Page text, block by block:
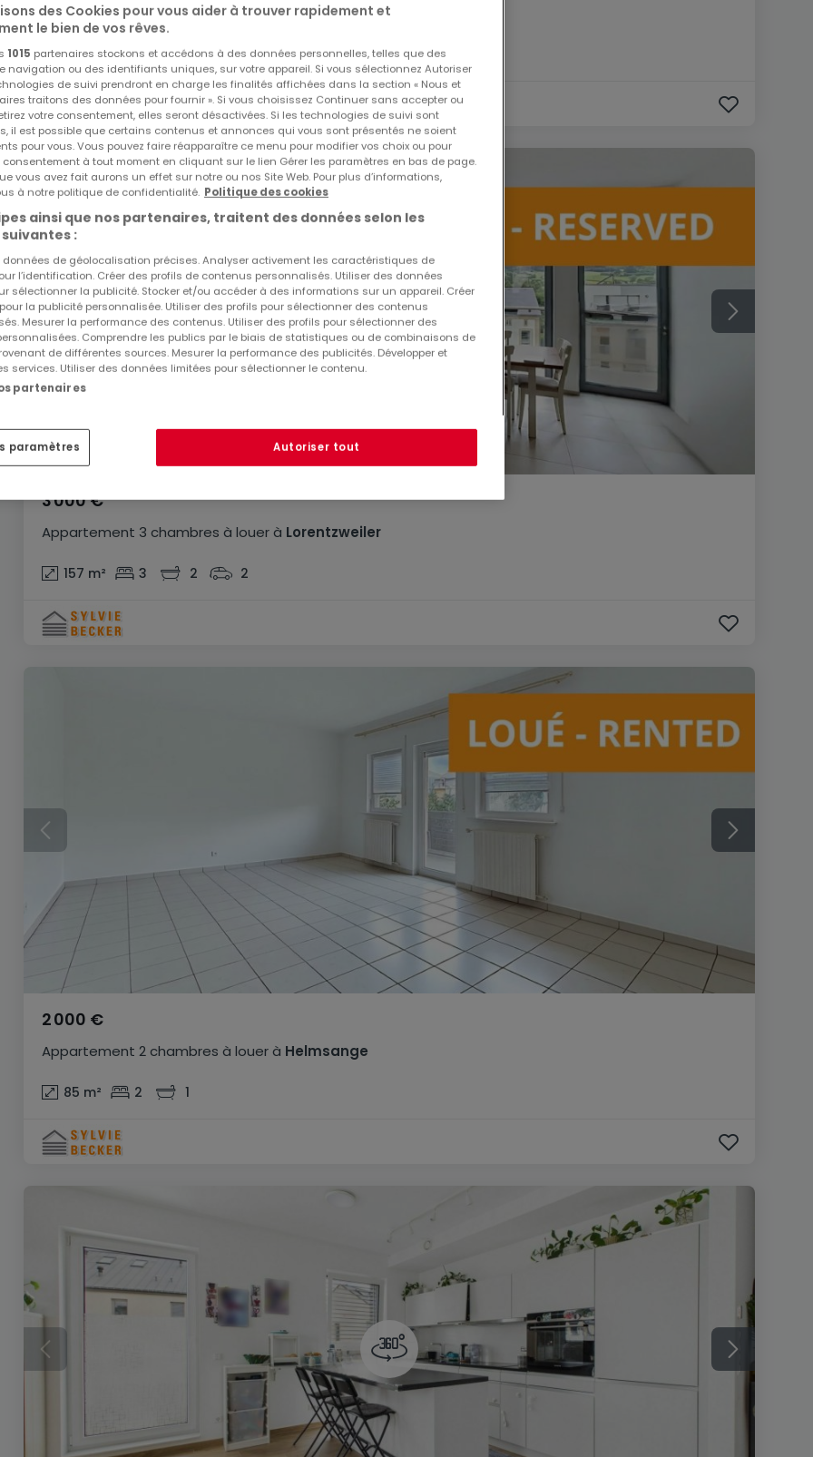
Duplex4 chambresà louer àLorentzweiler
183 m² 4 2 2
Appartement 3 chambres à louerà Lorentzweiler
3 000 €
157 m² 3 2 2
Appartement 2 chambres à louerà Helmsange
2 000 €
85 m² 2 1
des Cookies pour vous aider à trouver rapidement et
le bien de vos rêves.
1015 partenaires stockons et accédons à des données personnelles, telles que des
navigation ou des identifiants uniques, sur votre appareil. Si vous sélectionnez Autoriser
de suivi prendront en charge les finalités affichées dans la section « Nous et
traitons des données pour fournir ». Si vous choisissez Continuer sans accepter ou
votre consentement, elles seront désactivées. Si les technologies de suivi sont
il est possible que certains contenus et annonces qui vous sont présentés ne soient
pour vous. Vous pouvez faire réapparaître ce menu pour modifier vos choix ou pour
consentement à tout moment en cliquant sur le lien Gérer les paramètres en bas de page.
vous avez fait aurons un effet sur notre ou nos Site Web. Pour plus d’informations,
à notre politique de confidentialité. Politique des cookies
ainsi que nos partenaires, traitent des données selon les
:
données de géolocalisation précises. Analyser activement les caractéristiques de
l’identification. Créer des profils de contenus personnalisés. Utiliser des données
sélectionner la publicité. Stocker et/ou accéder à des informations sur un appareil. Créer
la publicité personnalisée. Utiliser des profils pour sélectionner des contenus
Mesurer la performance des contenus. Utiliser des profils pour sélectionner des
Comprendre les publics par le biais de statistiques ou de combinaisons de
de différentes sources. Mesurer la performance des publicités. Développer et
services. Utiliser des données limitées pour sélectionner le contenu.
partenaires
paramètres Autoriser tout